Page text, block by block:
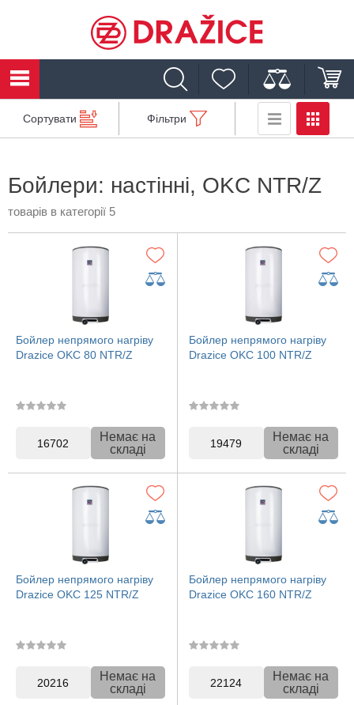
Сортувати Фільтри
Бойлери: настінні, OKC NTR/Z
товарів в категорії 5
Бойлер непрямого нагріву
Drazice OKC 80 NTR/Z
16702
Немає на
складі
Бойлер непрямого нагріву
Drazice OKC 100 NTR/Z
19479
Немає на
складі
Бойлер непрямого нагріву
Drazice OKC 125 NTR/Z
20216
Немає на
складі
Бойлер непрямого нагріву
Drazice OKC 160 NTR/Z
22124
Немає на
складі